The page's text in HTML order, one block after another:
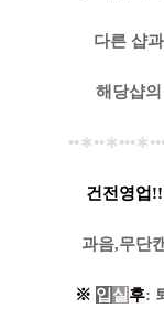
다른 샵
해당샵의
••∗••∗•••∗•••
건전영업!!
과음,무단
※ 입 실 후: